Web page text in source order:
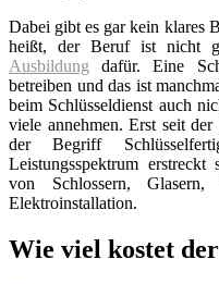
Dabei gibt es gar kein klares
heißt, der Beruf ist nicht
Ausbildung dafür. Eine
betreiben und das ist
beim Schlüsseldienst auch
viele annehmen. Erst seit
der Begriff
Leistungsspektrum
von Schlossern,
Elektroinstallation.
Wie viel kostet